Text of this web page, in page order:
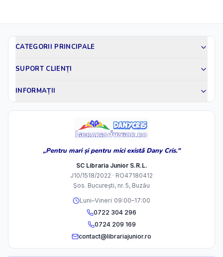
CATEGORII PRINCIPALE
SUPORT CLIENȚI
INFORMAȚII
„Pentru mari și pentru mici există Dany Cris."
SC Libraria Junior S.R.L.
J10/1518/2022 · RO47180412
Șos. București, nr. 5, Buzău
Luni–Vineri 09:00–17:00
0722 304 296
0724 209 169
contact@librariajunior.ro